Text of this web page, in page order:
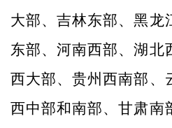
大部、吉林东部、黑龙
东部、河南西部、湖北
西大部、贵州西南部、
西中部和南部、甘肃南